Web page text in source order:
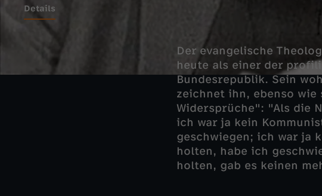
Details
Der evangelische
heute als einer der
Bundesrepublik. Sein
zeichnet ihn, ebenso wie
Widersprüche": "Als die
ich war ja kein
geschwiegen; ich war ja
holten, habe ich
holten, gab es keinen